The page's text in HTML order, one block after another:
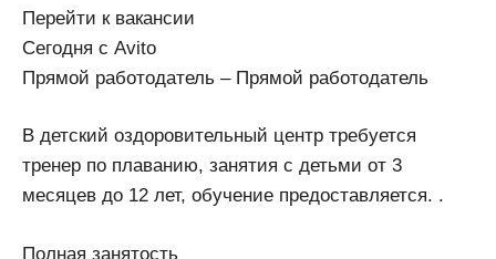
Перейти к вакансии
Сегодня с Avito
Прямой работодатель – Прямой работодатель
В детский оздоровительный центр требуется
тренер по плаванию, занятия с детьми от 3
месяцев до 12 лет, обучение предоставляется. .
Полная занятость